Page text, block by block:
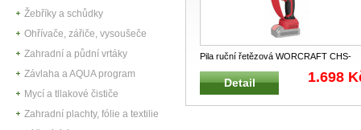
Žebříky a schůdky
Ohřívače, zářiče, vysoušeče
Zahradní a půdní vrtáky
Závlaha a AQUA program
Mycí a tllakové čističe
Zahradní plachty, fólie a textilie
Pila ruční řetězová WORCRAFT CHS-
S20LiB Ruční akumulátorová bezuhlíko
Detail 1.698